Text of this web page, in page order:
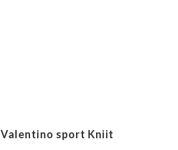
Valentino sport Kniit